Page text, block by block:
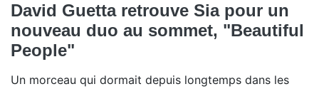
David Guetta retrouve Sia pour un
nouveau duo au sommet, "Beautiful
People"
Un morceau qui dormait depuis longtemps dans les